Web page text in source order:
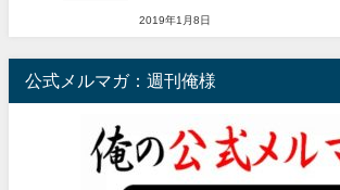
2019年1月8日
公式メルマガ：週刊俺様